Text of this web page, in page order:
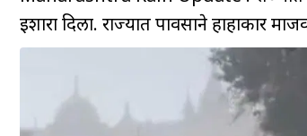
इशारा दिला. राज्यात पावसाने हाहाकार